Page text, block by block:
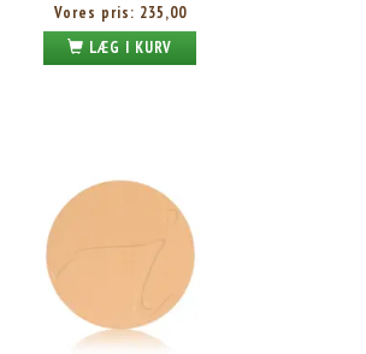
Vores pris: 235,00
LÆG I KURV